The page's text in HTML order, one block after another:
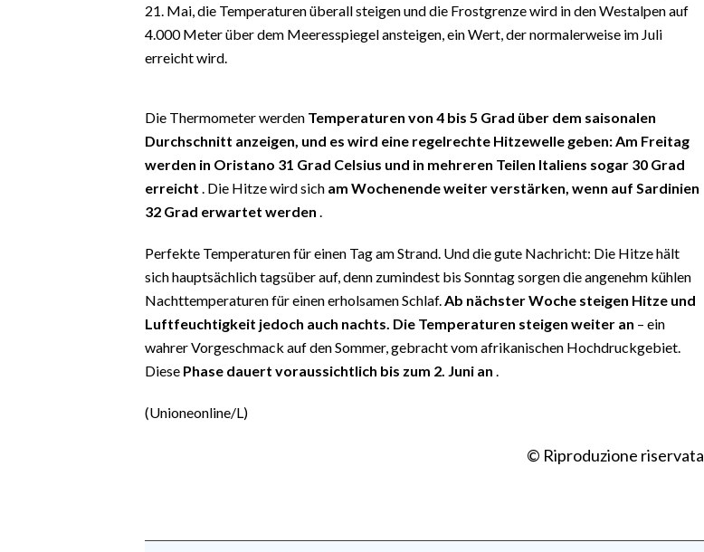
21. Mai, die Temperaturen überall steigen und die Frostgrenze wird in den Westalpen auf
4.000 Meter über dem Meeresspiegel ansteigen, ein Wert, der normalerweise im Juli
erreicht wird.
Die Thermometer werden Temperaturen von 4 bis 5 Grad über dem saisonalen
Durchschnitt anzeigen, und es wird eine regelrechte Hitzewelle geben: Am Freitag
werden in Oristano 31 Grad Celsius und in mehreren Teilen Italiens sogar 30 Grad
erreicht . Die Hitze wird sich am Wochenende weiter verstärken, wenn auf Sardinien
32 Grad erwartet werden .
Perfekte Temperaturen für einen Tag am Strand. Und die gute Nachricht: Die Hitze hält
sich hauptsächlich tagsüber auf, denn zumindest bis Sonntag sorgen die angenehm kühlen
Nachttemperaturen für einen erholsamen Schlaf.Ab nächster Woche steigen Hitze und
Luftfeuchtigkeit jedoch auch nachts. Die Temperaturen steigen weiter an – ein
wahrer Vorgeschmack auf den Sommer, gebracht vom afrikanischen Hochdruckgebiet.
Diese Phase dauert voraussichtlich bis zum 2. Juni an .
(Unioneonline/L)
© Riproduzione riservata